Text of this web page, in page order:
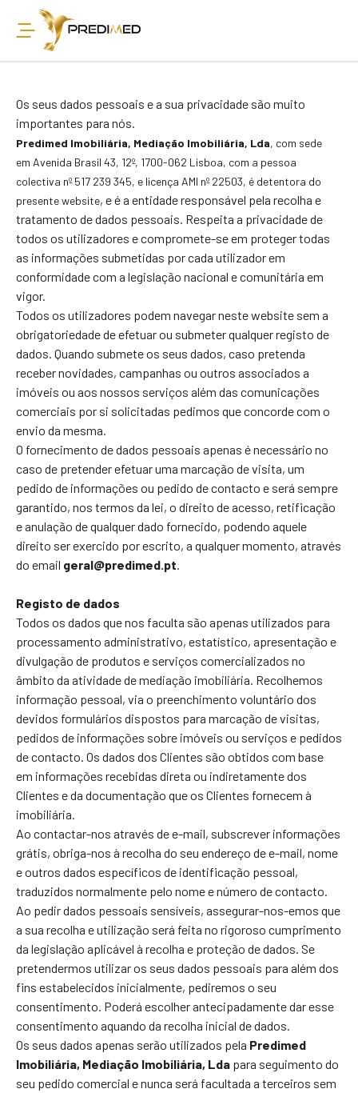
Os seus dados pessoais e a sua privacidade são muito
importantes para nós.
Predimed Imobiliária, Mediação Imobiliária, Lda, com sede
em Avenida Brasil 43, 12º, 1700-062 Lisboa, com a pessoa
colectiva nº 517 239 345, e licença AMI nº 22503, é detentora do
presente website, e é a entidade responsável pela recolha e
tratamento de dados pessoais. Respeita a privacidade de
todos os utilizadores e compromete-se em proteger todas
as informações submetidas por cada utilizador em
conformidade com a legislação nacional e comunitária em
vigor.
Todos os utilizadores podem navegar neste website sem a
obrigatoriedade de efetuar ou submeter qualquer registo de
dados. Quando submete os seus dados, caso pretenda
receber novidades, campanhas ou outros associados a
imóveis ou aos nossos serviços além das comunicações
comerciais por si solicitadas pedimos que concorde com o
envio da mesma.
O fornecimento de dados pessoais apenas é necessário no
caso de pretender efetuar uma marcação de visita, um
pedido de informações ou pedido de contacto e será sempre
garantido, nos termos da lei, o direito de acesso, retificação
e anulação de qualquer dado fornecido, podendo aquele
direito ser exercido por escrito, a qualquer momento, através
do email geral@predimed.pt.
Registo de dados
Todos os dados que nos faculta são apenas utilizados para
processamento administrativo, estatístico, apresentação e
divulgação de produtos e serviços comercializados no
âmbito da atividade de mediação imobiliária. Recolhemos
informação pessoal, via o preenchimento voluntário dos
devidos formulários dispostos para marcação de visitas,
pedidos de informações sobre imóveis ou serviços e pedidos
de contacto. Os dados dos Clientes são obtidos com base
em informações recebidas direta ou indiretamente dos
Clientes e da documentação que os Clientes fornecem à
imobiliária.
Ao contactar-nos através de e-mail, subscrever informações
grátis, obriga-nos à recolha do seu endereço de e-mail, nome
e outros dados específicos de identificação pessoal,
traduzidos normalmente pelo nome e número de contacto.
Ao pedir dados pessoais sensíveis, assegurar-nos-emos que
a sua recolha e utilização será feita no rigoroso cumprimento
da legislação aplicável à recolha e proteção de dados. Se
pretendermos utilizar os seus dados pessoais para além dos
fins estabelecidos inicialmente, pediremos o seu
consentimento. Poderá escolher antecipadamente dar esse
consentimento aquando da recolha inicial de dados.
Os seus dados apenas serão utilizados pela Predimed
Imobiliária, Mediação Imobiliária, Lda para seguimento do
seu pedido comercial e nunca será facultada a terceiros sem